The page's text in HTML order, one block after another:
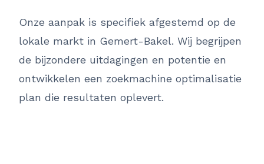
Onze aanpak is specifiek afgestemd op de
lokale markt in Gemert-Bakel. Wij begrijpen
de bijzondere uitdagingen en potentie en
ontwikkelen een zoekmachine optimalisatie
plan die resultaten oplevert.